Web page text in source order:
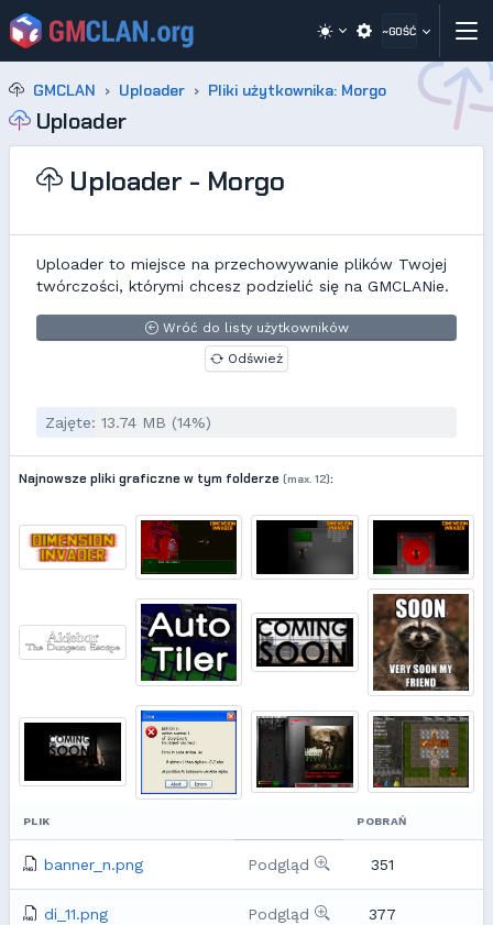
~GOŚĆ
GMCLAN Uploader Pliki użytkownika: Morgo
Uploader
Uploader - Morgo
Uploader to miejsce na przechowywanie plików Twojej
twórczości, którymi chcesz podzielić się na GMCLANie.
Wróć do listy użytkowników
Odśwież
Zajęte: 13.74 MB (14%)
Najnowsze pliki graficzne w tym folderze (max. 12):
PLIK POBRAŃ
banner_n.png Podgląd 351
di_11.png Podgląd 377